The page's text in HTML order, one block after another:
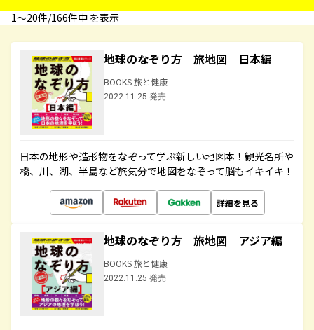
1〜20件/166件中 を表示
地球のなぞり方 旅地図 日本編
BOOKS 旅と健康
2022.11.25 発売
日本の地形や造形物をなぞって学ぶ新しい地図本！観光名所や
橋、川、湖、半島など旅気分で地図をなぞって脳もイキイキ！
詳細を見る
地球のなぞり方 旅地図 アジア編
BOOKS 旅と健康
2022.11.25 発売